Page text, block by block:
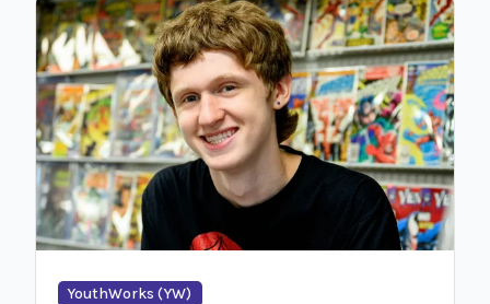
YouthWorks (YW)